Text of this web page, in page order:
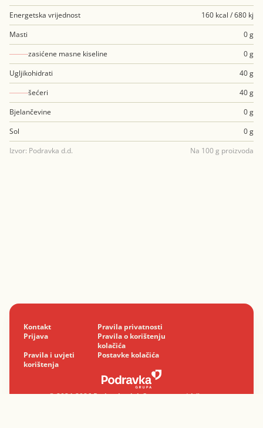
Energetska vrijednost
160 kcal / 680 kj
Masti
0 g
zasićene masne kiseline
0 g
Ugljikohidrati
40 g
šećeri
40 g
Bjelančevine
0 g
Sol
0 g
Izvor: Podravka d.d.
Na 100 g proizvoda
Kontakt
Pravila privatnosti
Prijava
Pravila o korištenju
kolačića
Pravila i uvjeti
korištenja
Postavke kolačića
© 2024-2026 Podravka d.d. Sva prava pridržana.